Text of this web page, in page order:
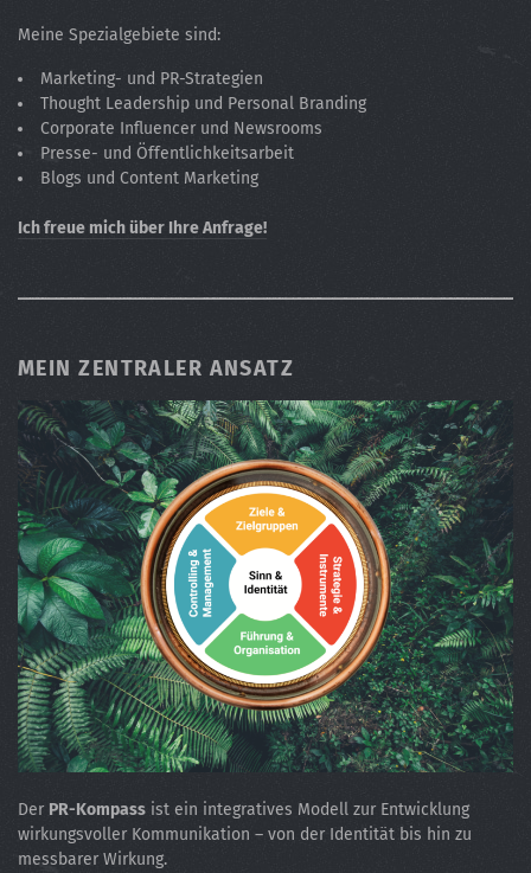
Meine Spezialgebiete sind:
Marketing- und PR-Strategien
Thought Leadership und Personal Branding
Corporate Influencer und Newsrooms
Presse- und Öffentlichkeitsarbeit
Blogs und Content Marketing
Ich freue mich über Ihre Anfrage!
MEIN ZENTRALER ANSATZ
Der PR-Kompass ist ein integratives Modell zur Entwicklung
wirkungsvoller Kommunikation – von der Identität bis hin zu
messbarer Wirkung.